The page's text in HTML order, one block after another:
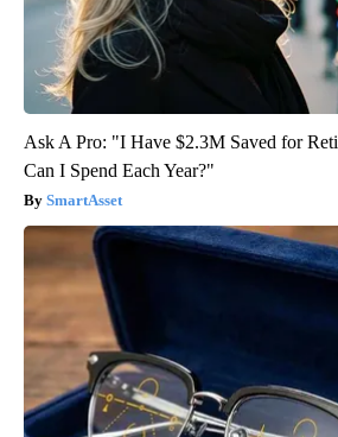
Ask A Pro: "I Have $2.3M Saved for
Can I Spend Each Year?"
SmartAsset